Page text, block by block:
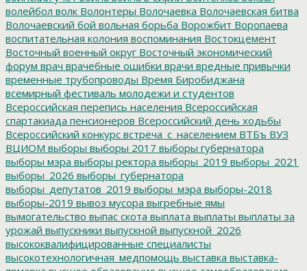
волейбол волк Волонтеры Волочаевка Волочаевская битва
Волочаевский бой вольная борьба Ворожбит Воропаева
воспитательная колония воспоминания Востокцемент
Восточный военный округ Восточный экономический
форум врач врачебные ошибки врачи вредные привычки
временные трубопроводы Время Биробиджана
всемирный фестиваль молодежи и студентов
Всероссийская перепись населения Всероссийская
спартакиада пенсионеров Всероссийский день ходьбы
Всероссийский конкурс встреча_с_населением ВТБъ ВУЗ
ВЦИОМ выборы выборы 2017 выборы губернатора
выборы мэра выборы ректора выборы_2019 выборы_2021
выборы_2026 выборы_губернатора
выборы_депутатов_2019 выборы_мэра выборы-2018
выборы-2019 вывоз мусора выгребные ямы
вымогательство выпас скота выплата выплаты выплаты за
урожай выпускники выпускной выпускной_2026
высококвалифицированные специалисты
высокотехнологичная_медпомощь выставка выставка-